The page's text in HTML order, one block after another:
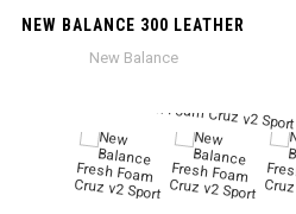
NEW BALANCE 300 LEATHER
New Balance